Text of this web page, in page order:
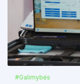
#Galimybės